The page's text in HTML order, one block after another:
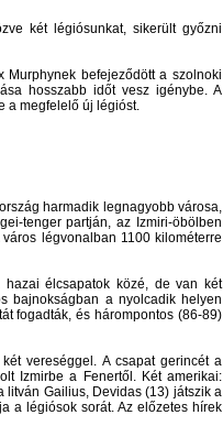
két légiósunkat, sikerült győzni
Murphynek befejeződött a szolnoki
hosszabb időt vesz igénybe. A
a megfelelő új légióst.
harmadik legnagyobb városa,
tenger partján, az Izmiri-öbölben
légvonalban 1100 kilométerre
hazai élcsapatok közé, de van két
bajnokságban a nyolcadik helyen
fogadták, és hárompontos (86-89)
vereséggel. A csapat gerincét a
Izmirbe a Fenertől. Két amerikai:
litván Gailius, Devidas (13) játszik a
a légiósok sorát. Az előzetes hírek